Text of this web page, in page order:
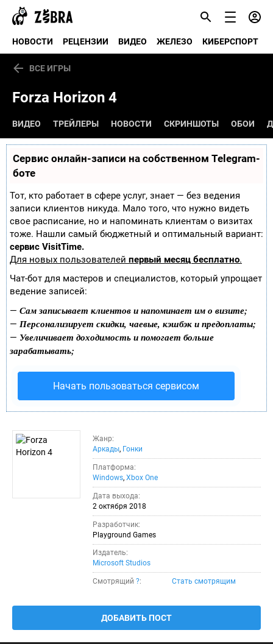
НОВОСТИ РЕЦЕНЗИИ ВИДЕО ЖЕЛЕЗО КИБЕРСПОРТ
ВСЕ ИГРЫ
Forza Horizon 4
ВИДЕО ТРЕЙЛЕРЫ НОВОСТИ СКРИНШОТЫ ОБОИ
Сервис онлайн-записи на собственном Telegram-
боте
Тот, кто работает в сфере услуг, знает — без ведения
записи клиентов никуда. Мало того, что нужно видеть
свое расписание, но и напоминать клиентам о визитах
тоже. Нашли самый бюджетный и оптимальный вариант:
сервис VisitTime.
Для новых пользователей первый месяц бесплатно.
Чат-бот для мастеров и специалистов, который упрощает
ведение записей:
— Сам записывает клиентов и напоминает им о визите;
— Персонализирует скидки, чаевые, кэшбэк и предоплаты;
— Увеличивает доходимость и помогает больше
зарабатывать;
Начать пользоваться сервисом
Жанр:
Аркады, Гонки
Платформа:
Windows, Xbox One
Дата выхода:
2 октября 2018
Разработчик:
Playground Games
Издатель:
Microsoft Studios
Смотрящий ?: Стать смотрящим
ДОБАВИТЬ ПОСТ